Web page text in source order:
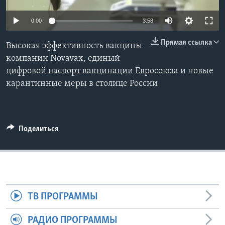
Learning English
СОЦИАЛЬНЫЕ СЕТИ
0:00 3:58
Прямая ссылка
Высокая эффективность вакцины
компании Novavax, единый
цифровой паспорт вакцинации Евросоюза и новые
карантинные меры в столице России
Поделиться
ТВ ПРОГРАММЫ
РАДИО ПРОГРАММЫ